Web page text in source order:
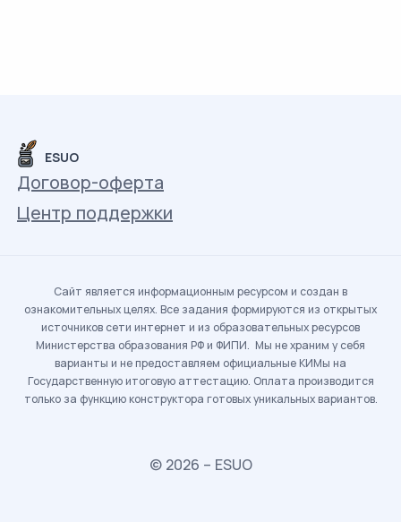
ESUO
Договор-оферта
Центр поддержки
Сайт является информационным ресурсом и создан в
ознакомительных целях. Все задания формируются из открытых
источников сети интернет и из образовательных ресурсов
Министерства образования РФ и ФИПИ. Мы не храним у себя
варианты и не предоставляем официальные КИМы на
Государственную итоговую аттестацию. Оплата производится
только за функцию конструктора готовых уникальных вариантов.
© 2026 – ESUO